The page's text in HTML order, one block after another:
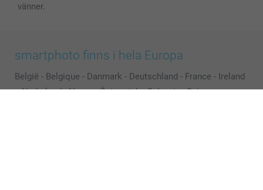
vänner.
smartphoto finns i hela Europa
België - Belgique - Danmark - Deutschland - France - Ireland
- Nederland - Norge - Österreich - Schweiz - Suisse -